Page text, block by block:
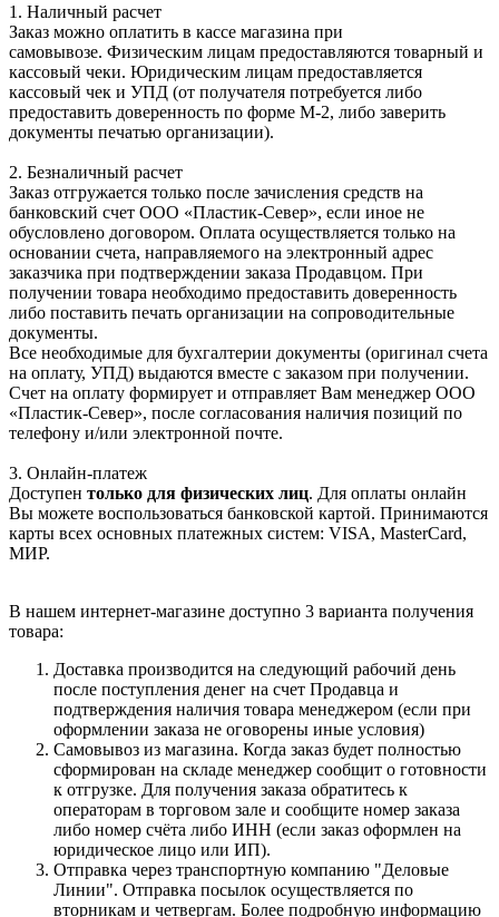
1. Наличный расчет
Заказ можно оплатить в кассе магазина при
самовывозе. Физическим лицам предоставляются товарный и
кассовый чеки. Юридическим лицам предоставляется
кассовый чек и УПД (от получателя потребуется либо
предоставить доверенность по форме М-2, либо заверить
документы печатью организации).
2. Безналичный расчет
Заказ отгружается только после зачисления средств на
банковский счет ООО «Пластик-Север», если иное не
обусловлено договором. Оплата осуществляется только на
основании счета, направляемого на электронный адрес
заказчика при подтверждении заказа Продавцом. При
получении товара необходимо предоставить доверенность
либо поставить печать организации на сопроводительные
документы.
Все необходимые для бухгалтерии документы (оригинал счета
на оплату, УПД) выдаются вместе с заказом при получении.
Счет на оплату формирует и отправляет Вам менеджер ООО
«Пластик-Север», после согласования наличия позиций по
телефону и/или электронной почте.
3. Онлайн-платеж
Доступен только для физических лиц. Для оплаты онлайн
Вы можете воспользоваться банковской картой. Принимаются
карты всех основных платежных систем: VISA, MasterCard,
МИР.
В нашем интернет-магазине доступно 3 варианта получения
товара:
Доставка производится на следующий рабочий день
после поступления денег на счет Продавца и
подтверждения наличия товара менеджером (если при
оформлении заказа не оговорены иные условия)
Самовывоз из магазина. Когда заказ будет полностью
сформирован на складе менеджер сообщит о готовности
к отгрузке. Для получения заказа обратитесь к
операторам в торговом зале и сообщите номер заказа
либо номер счёта либо ИНН (если заказ оформлен на
юридическое лицо или ИП).
Отправка через транспортную компанию "Деловые
Линии". Отправка посылок осуществляется по
вторникам и четвергам. Более подробную информацию